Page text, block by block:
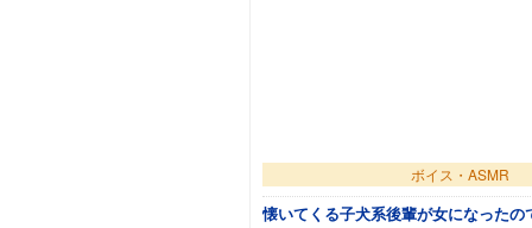
ボイス・ASMR
懐いてくる子犬系後輩が女になったの